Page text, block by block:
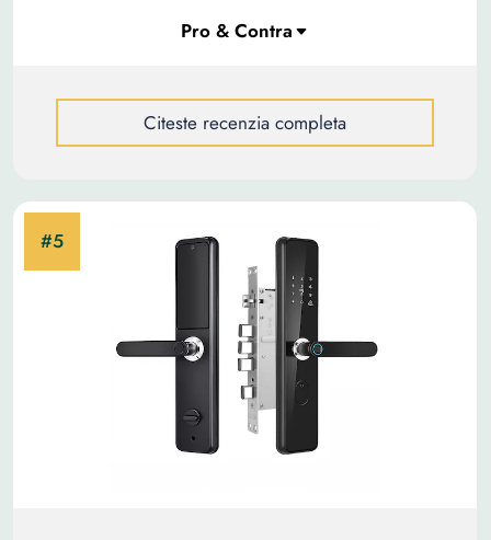
Citeste recenzia completa